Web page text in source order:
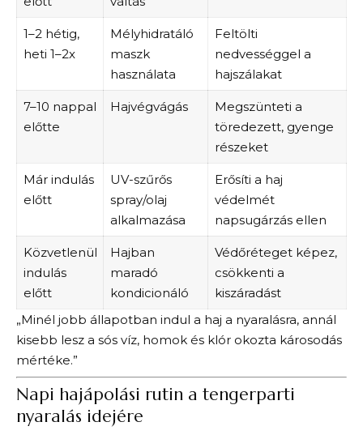
1–2 hétig,
heti 1–2x
Mélyhidratáló
maszk
használata
Feltölti
nedvességgel a
hajszálakat
7–10 nappal
előtte
Hajvégvágás
Megszünteti a
töredezett, gyenge
részeket
Már indulás
előtt
UV-szűrős
spray/olaj
alkalmazása
Erősíti a haj
védelmét
napsugárzás ellen
Közvetlenül
indulás
előtt
Hajban
maradó
kondicionáló
Védőréteget képez,
csökkenti a
kiszáradást
„Minél jobb állapotban indul a haj a nyaralásra, annál
kisebb lesz a sós víz, homok és klór okozta károsodás
mértéke.”
Napi hajápolási rutin a tengerparti
nyaralás idejére